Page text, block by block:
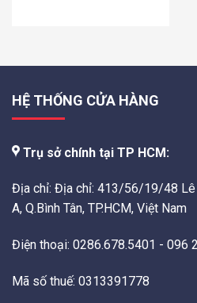
HỆ THỐNG CỬA HÀNG
Trụ sở chính tại TP HCM:
Địa chỉ: Địa chỉ: 413/56/19/48 Lê
A, Q.Bình Tân, TP.HCM, Việt Nam
Điện thoại: 0286.678.5401 - 096
Mã số thuế: 0313391778